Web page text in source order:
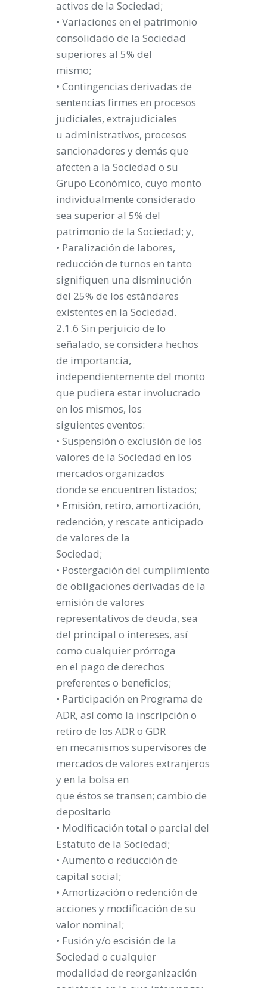
activos de la Sociedad;
• Variaciones en el patrimonio
consolidado de la Sociedad
superiores al 5% del
mismo;
• Contingencias derivadas de
sentencias firmes en procesos
judiciales, extrajudiciales
u administrativos, procesos
sancionadores y demás que
afecten a la Sociedad o su
Grupo Económico, cuyo monto
individualmente considerado
sea superior al 5% del
patrimonio de la Sociedad; y,
• Paralización de labores,
reducción de turnos en tanto
signifiquen una disminución
del 25% de los estándares
existentes en la Sociedad.
2.1.6 Sin perjuicio de lo
señalado, se considera hechos
de importancia,
independientemente del monto
que pudiera estar involucrado
en los mismos, los
siguientes eventos:
• Suspensión o exclusión de los
valores de la Sociedad en los
mercados organizados
donde se encuentren listados;
• Emisión, retiro, amortización,
redención, y rescate anticipado
de valores de la
Sociedad;
• Postergación del cumplimiento
de obligaciones derivadas de la
emisión de valores
representativos de deuda, sea
del principal o intereses, así
como cualquier prórroga
en el pago de derechos
preferentes o beneficios;
• Participación en Programa de
ADR, así como la inscripción o
retiro de los ADR o GDR
en mecanismos supervisores de
mercados de valores extranjeros
y en la bolsa en
que éstos se transen; cambio de
depositario
• Modificación total o parcial del
Estatuto de la Sociedad;
• Aumento o reducción de
capital social;
• Amortización o redención de
acciones y modificación de su
valor nominal;
• Fusión y/o escisión de la
Sociedad o cualquier
modalidad de reorganización